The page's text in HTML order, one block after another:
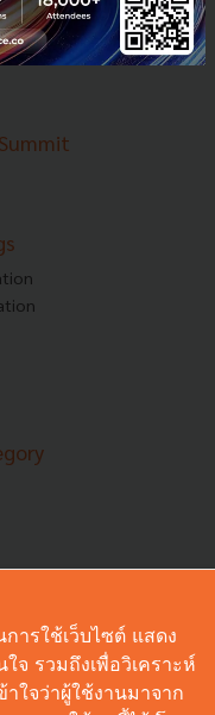
ารใช้เว็บไซต์ แสดง
จ รวมถึงเพื่อวิเคราะห์
าใจว่าผู้ใช้งานมาจาก